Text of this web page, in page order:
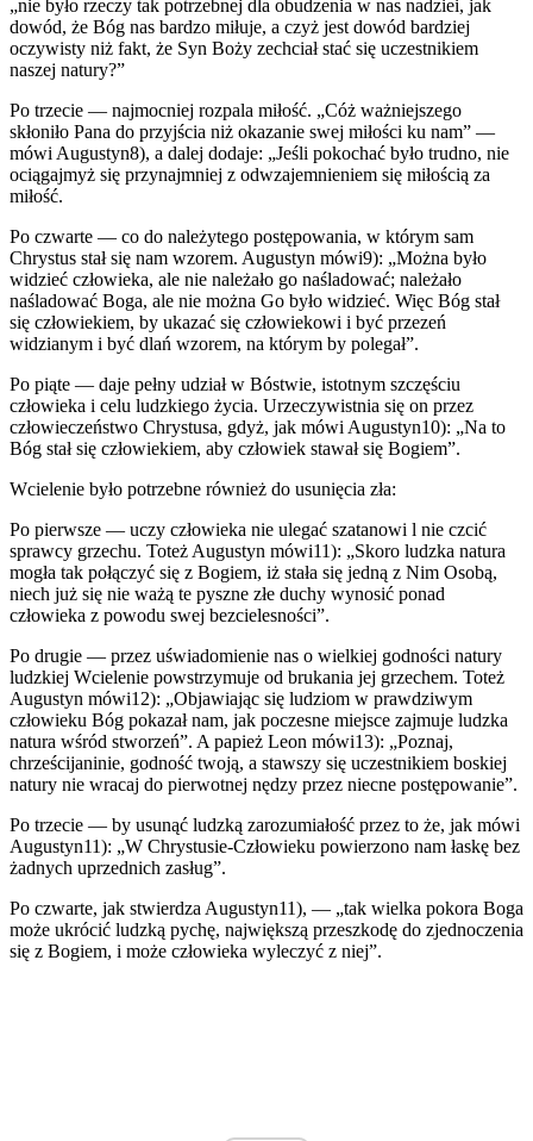
„nie było rzeczy tak potrzebnej dla obudzenia w nas nadziei, jak
dowód, że Bóg nas bardzo miłuje, a czyż jest dowód bardziej
oczywisty niż fakt, że Syn Boży zechciał stać się uczestnikiem
naszej natury?”
Po trzecie — najmocniej rozpala miłość. „Cóż ważniejszego
skłoniło Pana do przyjścia niż okazanie swej miłości ku nam” —
mówi Augustyn8), a dalej dodaje: „Jeśli pokochać było trudno, nie
ociągajmyż się przynajmniej z odwzajemnieniem się miłością za
miłość.
Po czwarte — co do należytego postępowania, w którym sam
Chrystus stał się nam wzorem. Augustyn mówi9): „Można było
widzieć człowieka, ale nie należało go naśladować; należało
naśladować Boga, ale nie można Go było widzieć. Więc Bóg stał
się człowiekiem, by ukazać się człowiekowi i być przezeń
widzianym i być dlań wzorem, na którym by polegał”.
Po piąte — daje pełny udział w Bóstwie, istotnym szczęściu
człowieka i celu ludzkiego życia. Urzeczywistnia się on przez
człowieczeństwo Chrystusa, gdyż, jak mówi Augustyn10): „Na to
Bóg stał się człowiekiem, aby człowiek stawał się Bogiem”.
Wcielenie było potrzebne również do usunięcia zła:
Po pierwsze — uczy człowieka nie ulegać szatanowi l nie czcić
sprawcy grzechu. Toteż Augustyn mówi11): „Skoro ludzka natura
mogła tak połączyć się z Bogiem, iż stała się jedną z Nim Osobą,
niech już się nie ważą te pyszne złe duchy wynosić ponad
człowieka z powodu swej bezcielesności”.
Po drugie — przez uświadomienie nas o wielkiej godności natury
ludzkiej Wcielenie powstrzymuje od brukania jej grzechem. Toteż
Augustyn mówi12): „Objawiając się ludziom w prawdziwym
człowieku Bóg pokazał nam, jak poczesne miejsce zajmuje ludzka
natura wśród stworzeń”. A papież Leon mówi13): „Poznaj,
chrześcijaninie, godność twoją, a stawszy się uczestnikiem boskiej
natury nie wracaj do pierwotnej nędzy przez niecne postępowanie”.
Po trzecie — by usunąć ludzką zarozumiałość przez to że, jak mówi
Augustyn11): „W Chrystusie-Człowieku powierzono nam łaskę bez
żadnych uprzednich zasług”.
Po czwarte, jak stwierdza Augustyn11), — „tak wielka pokora Boga
może ukrócić ludzką pychę, największą przeszkodę do zjednoczenia
się z Bogiem, i może człowieka wyleczyć z niej”.